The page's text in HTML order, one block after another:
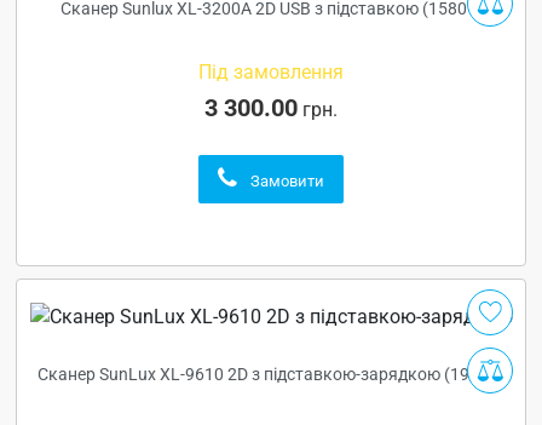
Сканер Sunlux XL-3200A 2D USB з підставкою (15801)
Під замовлення
3 300.00 грн.
Замовити
Сканер SunLux XL-9610 2D з підставкою-зарядкою (19328)